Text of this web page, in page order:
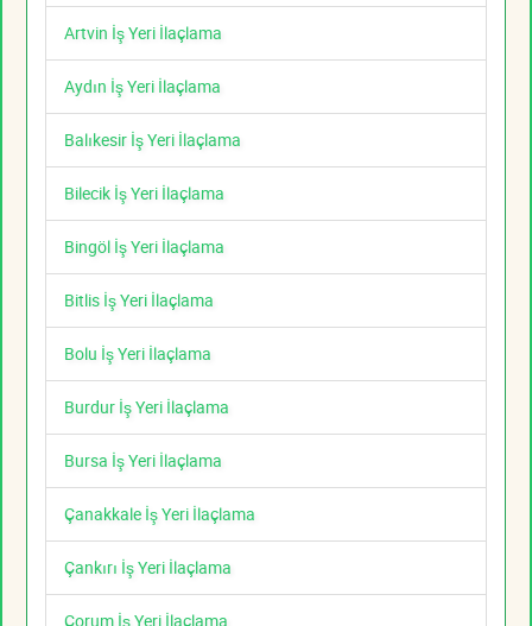
Artvin İş Yeri İlaçlama
Aydın İş Yeri İlaçlama
Balıkesir İş Yeri İlaçlama
Bilecik İş Yeri İlaçlama
Bingöl İş Yeri İlaçlama
Bitlis İş Yeri İlaçlama
Bolu İş Yeri İlaçlama
Burdur İş Yeri İlaçlama
Bursa İş Yeri İlaçlama
Çanakkale İş Yeri İlaçlama
Çankırı İş Yeri İlaçlama
Çorum İş Yeri İlaçlama